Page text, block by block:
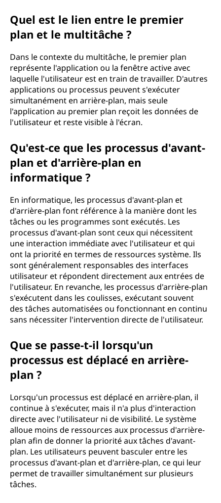
Quel est le lien entre le premier
plan et le multitâche ?
Dans le contexte du multitâche, le premier plan
représente l'application ou la fenêtre active avec
laquelle l'utilisateur est en train de travailler. D'autres
applications ou processus peuvent s'exécuter
simultanément en arrière-plan, mais seule
l'application au premier plan reçoit les données de
l'utilisateur et reste visible à l'écran.
Qu'est-ce que les processus d'avant-
plan et d'arrière-plan en
informatique ?
En informatique, les processus d'avant-plan et
d'arrière-plan font référence à la manière dont les
tâches ou les programmes sont exécutés. Les
processus d'avant-plan sont ceux qui nécessitent
une interaction immédiate avec l'utilisateur et qui
ont la priorité en termes de ressources système. Ils
sont généralement responsables des interfaces
utilisateur et répondent directement aux entrées de
l'utilisateur. En revanche, les processus d'arrière-plan
s'exécutent dans les coulisses, exécutant souvent
des tâches automatisées ou fonctionnant en continu
sans nécessiter l'intervention directe de l'utilisateur.
Que se passe-t-il lorsqu'un
processus est déplacé en arrière-
plan ?
Lorsqu'un processus est déplacé en arrière-plan, il
continue à s'exécuter, mais il n'a plus d'interaction
directe avec l'utilisateur ni de visibilité. Le système
alloue moins de ressources aux processus d'arrière-
plan afin de donner la priorité aux tâches d'avant-
plan. Les utilisateurs peuvent basculer entre les
processus d'avant-plan et d'arrière-plan, ce qui leur
permet de travailler simultanément sur plusieurs
tâches.